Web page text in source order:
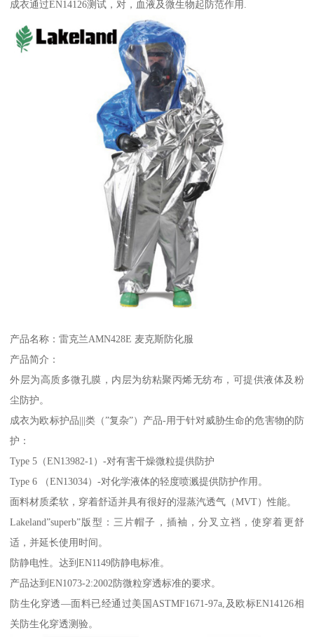
成衣通过EN14126测试，对，血液及微生物起防范作用.
产品名称：雷克兰AMN428E 麦克斯防化服
产品简介：
外层为高质多微孔膜，内层为纺粘聚丙烯无纺布，可提供液体及粉
尘防护。
成衣为欧标护品|||类（”复杂”）产品-用于针对威胁生命的危害物的防
护：
Type 5（EN13982-1）-对有害干燥微粒提供防护
Type 6 （EN13034）-对化学液体的轻度喷溅提供防护作用。
面料材质柔软，穿着舒适并具有很好的湿蒸汽透气（MVT）性能。
Lakeland”superb”版型：三片帽子，插袖，分叉立裆，使穿着更舒
适，并延长使用时间。
防静电性。达到EN1149防静电标准。
产品达到EN1073-2:2002防微粒穿透标准的要求。
防生化穿透—面料已经通过美国ASTMF1671-97a,及欧标EN14126相
关防生化穿透测验。